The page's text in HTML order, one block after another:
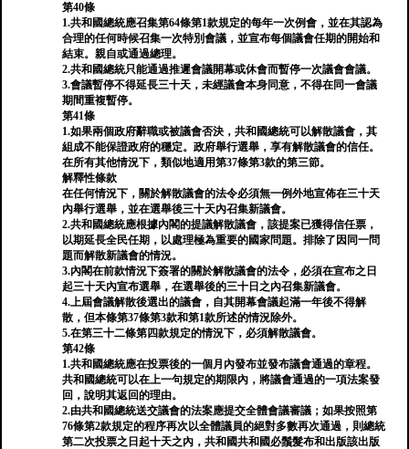
第40條
1.共和國總統應召集第64條第1款規定的每年一次例會，並在其認為
合理的任何時候召集一次特別會議，並宣布每個議會任期的開始和
結束。親自或通過總理。
2.共和國總統只能通過推遲會議開幕或休會而暫停一次議會會議。
3.會議暫停不得延長三十天，未經議會本身同意，不得在同一會議
期間重複暫停。
第41條
1.如果兩個政府辭職或被議會否決，共和國總統可以解散議會，其
組成不能保證政府的穩定。政府舉行選舉，享有解散議會的信任。
在所有其他情況下，類似地適用第37條第3款的第三節。
解釋性條款
在任何情況下，關於解散議會的法令必須無一例​​外地宣佈在三十天
內舉行選舉，並在選舉後三十天內召集新議會。
2.共和國總統應根據內閣的提議解散議會，該提案已獲得信任票，
以期延長全民任期，以處理極為重要的國家問題。排除了因同一問
題而解散新議會的情況。
3.內閣在前款情況下簽署的關於解散議會的法令，必須在宣布之日
起三十天內宣布選舉，在選舉後的三十日之內召集新議會。
4.上屆會議解散後選出的議會，自其開幕會議起滿一年後不得解
散，但本條第37條第3款和第1款所述的情況除外。
5.在第三十二條第四款規定的情況下，必須解散議會。
第42條
1.共和國總統應在投票後的一個月內發布並發布議會通過的章程。
共和國總統可以在上一句規定的期限內，將議會通過的一項法案發
回，說明其返回的理由。
2.由共和國總統送交議會的法案應提交全體會議審議；如果按照第
76條第2款規定的程序再次以全體議員的絕對多數再次通過，則總統
第二次投票之日起十天之內，共和國共和國必鬚髮布和出版該出版